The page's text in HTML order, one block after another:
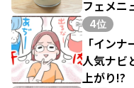
フェメニ
4位
「イン
人気ナビ
上がり!?